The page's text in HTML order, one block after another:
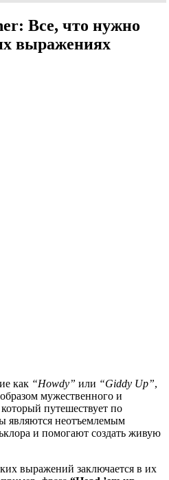
Все, что нужно
выражениях
как “Howdy” или “Giddy Up”,
мужественного и
путешествует по
являются неотъемлемым
и помогают создать живую
выражений заключается в их